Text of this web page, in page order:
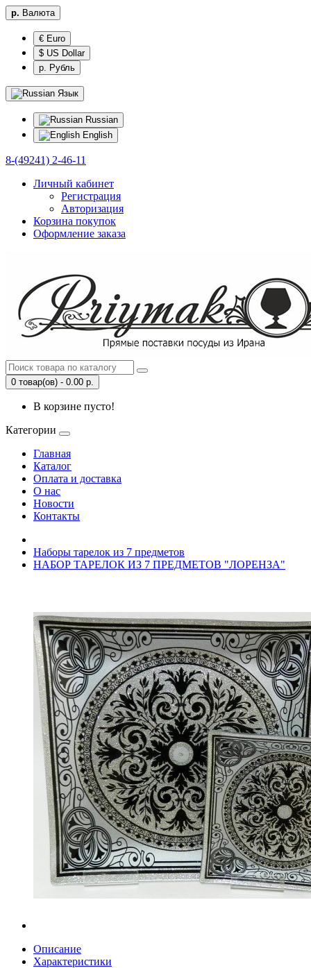
р. Валюта
€ Euro
$ US Dollar
р. Рубль
Язык
Russian
English
8-(49241) 2-46-11
Личный кабинет
Регистрация
Авторизация
Корзина покупок
Оформление заказа
0 товар(ов) - 0.00 р.
В корзине пусто!
Категории
Главная
Каталог
Оплата и доставка
О нас
Новости
Контакты
Наборы тарелок из 7 предметов
НАБОР ТАРЕЛОК ИЗ 7 ПРЕДМЕТОВ "ЛОРЕНЗА"
Описание
Характеристики